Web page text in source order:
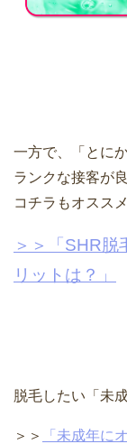
一方で、「とに
ランクな接客が
コチラもオススメ
＞＞「SHR脱
リットは？」
脱毛したい「未
＞＞
「未成年に